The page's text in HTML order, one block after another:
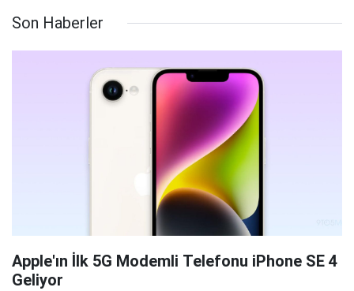
Son Haberler
Apple'ın İlk 5G Modemli Telefonu iPhone SE 4
Geliyor